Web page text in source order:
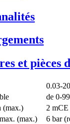
et pièces
0.03-
de 0-
(max.)
2 mCE
(max.)
6 bar